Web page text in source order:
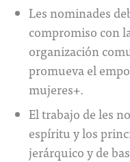
Les nominades
compromiso con
organización
promueva el
mujeres+.
El trabajo de les
espíritu y los
jerárquico y de